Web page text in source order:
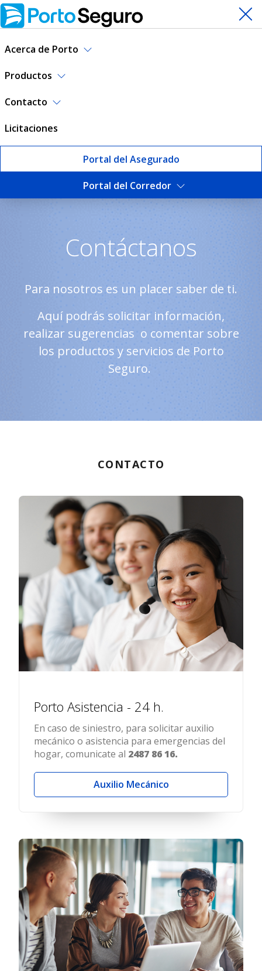
Acerca de Porto
Productos
Contacto
Licitaciones
Portal del Asegurado
Portal del Corredor
Contáctanos | Porto Seguro
Contáctanos
Para nosotros es un placer saber de ti.
Aquí podrás solicitar información,
realizar sugerencias o comentar sobre
los productos y servicios de Porto
Seguro.
CONTACTO
Porto Asistencia - 24 h.
En caso de siniestro, para solicitar auxilio
mecánico o asistencia para emergencias del
hogar, comunicate al 2487 86 16.
Auxilio Mecánico